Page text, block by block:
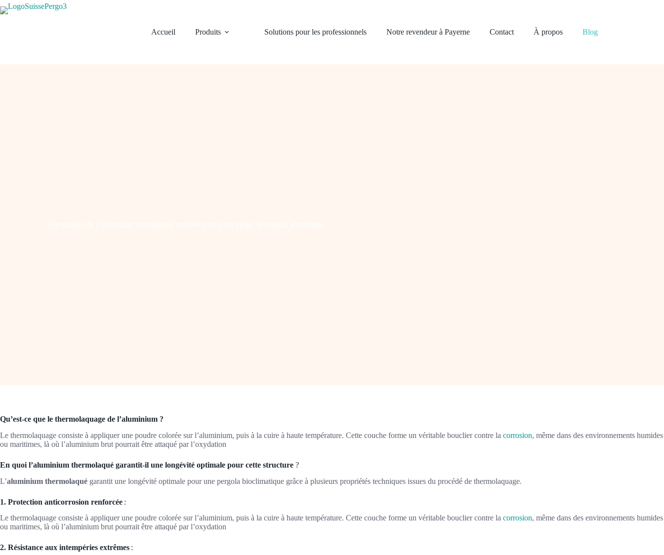
Passer
au
Accueil
Produits Solutions pour les professionnels Notre revendeur à Payerne Contact À propos Blog
Qu’est-ce que le thermolaquage de l’aluminium ?
Le thermolaquage consiste à appliquer une poudre colorée sur l’aluminium, puis à la cuire à haute température. Cette couche forme un véritable bouclier contre la corrosion, même dans des environnements humides
ou maritimes, là où l’aluminium brut pourrait être attaqué par l’oxydation
En quoi l’aluminium thermolaqué garantit-il une longévité optimale pour cette structure ?
L’aluminium thermolaqué garantit une longévité optimale pour une pergola bioclimatique grâce à plusieurs propriétés techniques issues du procédé de thermolaquage.
1. Protection anticorrosion renforcée :
Le thermolaquage consiste à appliquer une poudre colorée sur l’aluminium, puis à la cuire à haute température. Cette couche forme un véritable bouclier contre la corrosion, même dans des environnements humides
ou maritimes, là où l’aluminium brut pourrait être attaqué par l’oxydation
2. Résistance aux intempéries extrêmes :